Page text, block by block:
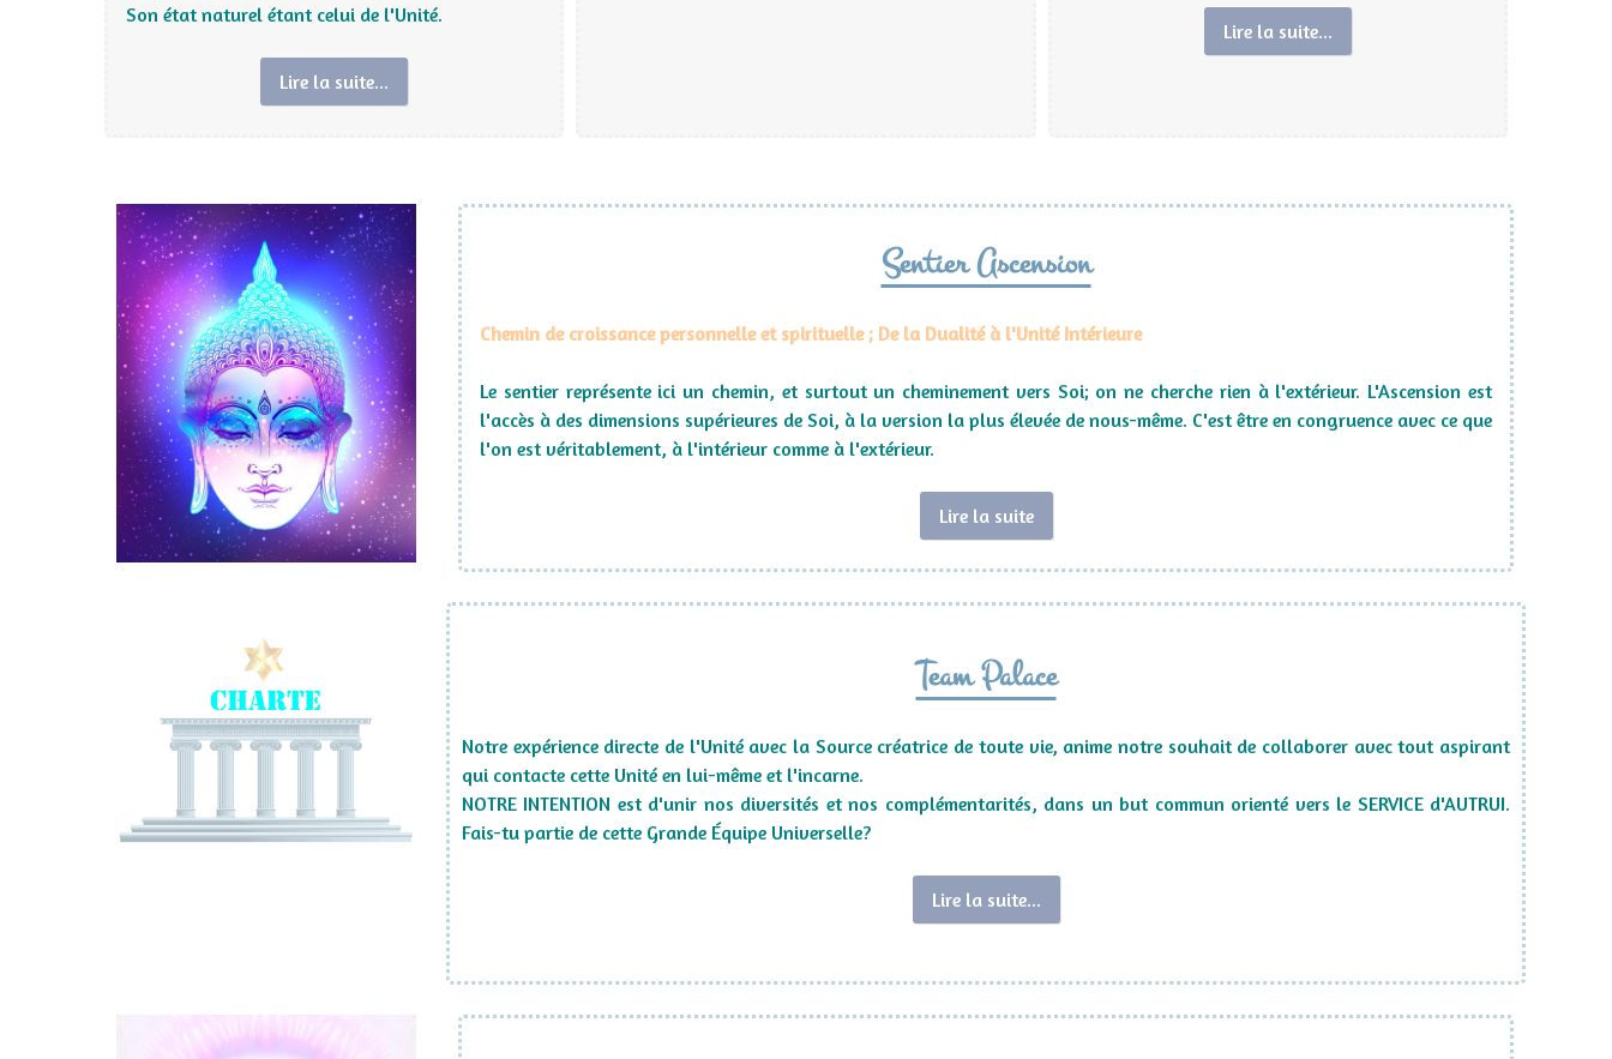
Son état naturel étant celui de l'Unité.
Lire la suite...
Lire la suite...
Sentier Ascension
Chemin de croissance personnelle et spirituelle ; De la Dualité à l'Unité Intérieure
Le sentier représente ici un chemin, et surtout un cheminement vers Soi; on ne cherche rien à l'extérieur. L'Ascension est
l'accès à des dimensions supérieures de Soi, à la version la plus élevée de nous-même. C'est être en congruence avec ce que
l'on est véritablement, à l'intérieur comme à l'extérieur.
Lire la suite
Team Palace
Notre expérience directe de l'Unité avec la Source créatrice de toute vie, anime notre souhait de collaborer avec tout aspirant
qui contacte cette Unité en lui-même et l'incarne.
NOTRE INTENTION est d'unir nos diversités et nos complémentarités, dans un but commun orienté vers le SERVICE d'AUTRUI.
Fais-tu partie de cette Grande Équipe Universelle?
Lire la suite...